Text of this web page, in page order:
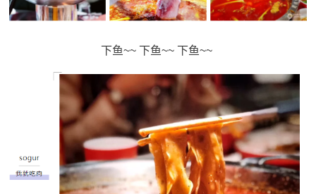
下鱼~~ 下鱼~~ 下鱼~~